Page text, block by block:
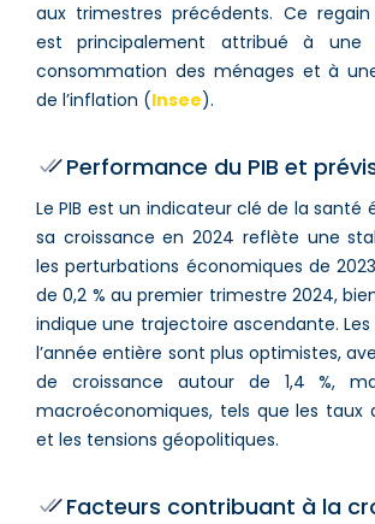
aux trimestres précédents. Ce
est principalement attribué à une
consommation des ménages et à
de l’inflation​ (Insee)​​.
Performance du PIB et
Le PIB est un indicateur clé de la santé
sa croissance en 2024 reflète une
les perturbations économiques de
de 0,2 % au premier trimestre 2024,
indique une trajectoire ascendante.
l’année entière sont plus optimistes,
de croissance autour de 1,4 %,
macroéconomiques, tels que les taux
et les tensions géopolitiques​​.
Facteurs contribuant à la